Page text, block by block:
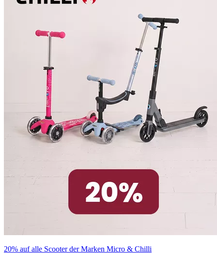
20% auf alle Scooter der Marken Micro & Chilli